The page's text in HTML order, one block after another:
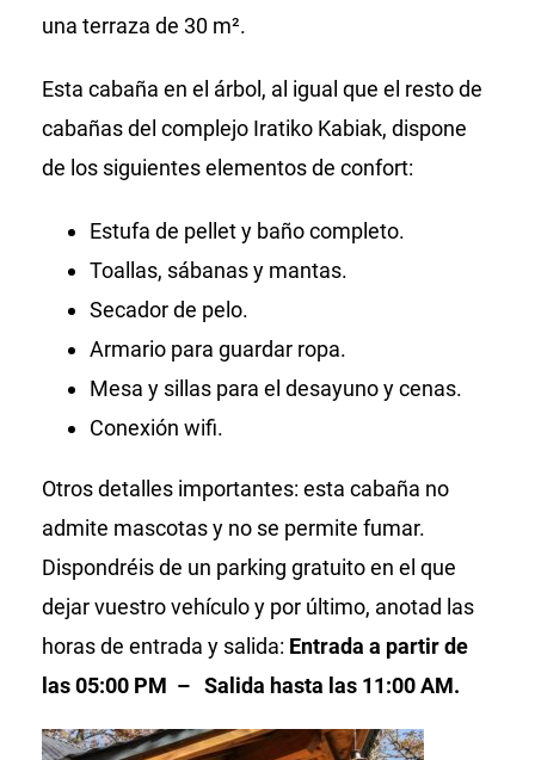
una terraza de 30 m².
Esta cabaña en el árbol, al igual que el resto de
cabañas del complejo Iratiko Kabiak, dispone
de los siguientes elementos de confort:
Estufa de pellet y baño completo.
Toallas, sábanas y mantas.
Secador de pelo.
Armario para guardar ropa.
Mesa y sillas para el desayuno y cenas.
Conexión wifi.
Otros detalles importantes: esta cabaña no
admite mascotas y no se permite fumar.
Dispondréis de un parking gratuito en el que
dejar vuestro vehículo y por último, anotad las
horas de entrada y salida: Entrada a partir de
las 05:00 PM – Salida hasta las 11:00 AM.